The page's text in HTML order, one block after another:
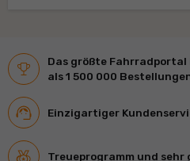
Das größte
als 1 500 000
Einzigartiger
Treueprogramm und sehr